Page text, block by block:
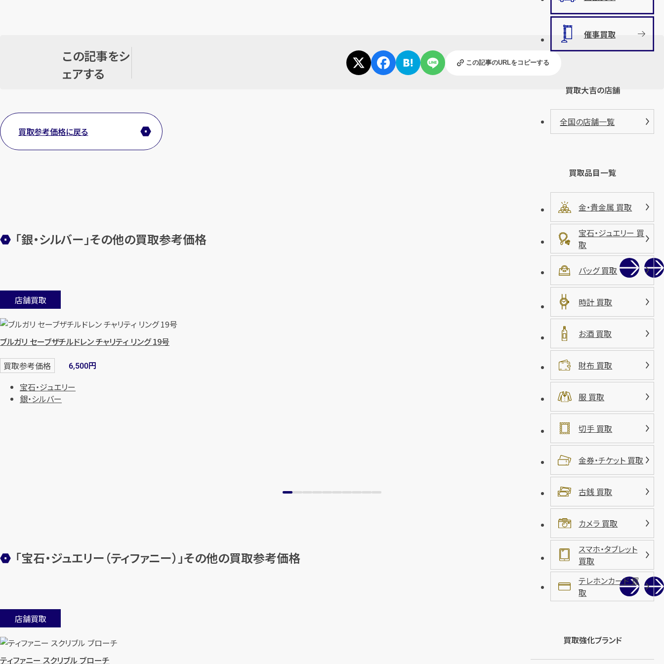
この記事をシ
ェアする
この記事のURLをコピーする
買取参考価格に戻る
「銀・シルバー」その他の買取参考価格
店舗買取
ブルガリ セーブザチルドレン チャリティ リング 19号
買取参考価格 6,500円
宝石・ジュエリー
銀・シルバー
「宝石・ジュエリー（ティファニー）」その他の買取参考価格
店舗買取
ティファニー スクリブル ブローチ
催事買取
買取大吉の店舗
全国の店舗一覧
買取品目一覧
金・貴金属 買取
宝石・ジュエリー 買
取
バッグ 買取
時計 買取
お酒 買取
財布 買取
服 買取
切手 買取
金券・チケット 買取
古銭 買取
カメラ 買取
スマホ・タブレット
買取
テレホンカード 買
取
買取強化ブランド